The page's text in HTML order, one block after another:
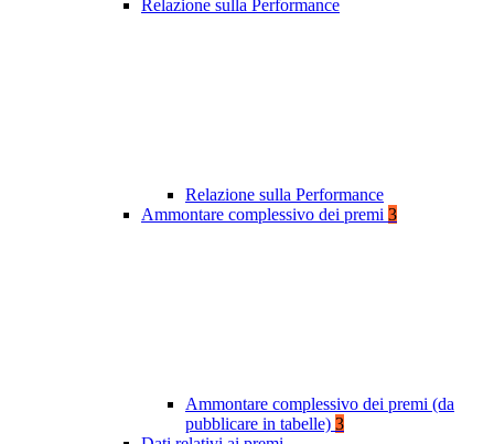
Relazione sulla Performance
Relazione sulla Performance
Ammontare complessivo dei premi 3
Ammontare complessivo dei premi (da
pubblicare in tabelle) 3